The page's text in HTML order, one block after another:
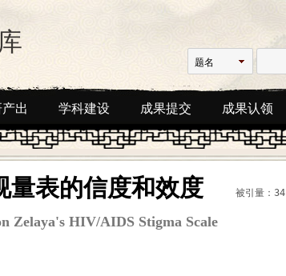
题名
出 学科建设 成果提交 成果认领
量表的信度和效度 被引量：34
Zelaya's HIV/AIDS Stigma Scale